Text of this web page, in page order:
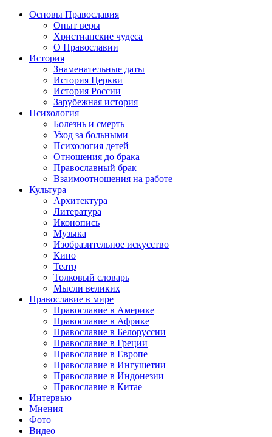
Основы Православия
Опыт веры
Христианские чудеса
О Православии
История
Знаменательные даты
История Церкви
История России
Зарубежная история
Психология
Болезнь и смерть
Уход за больными
Психология детей
Отношения до брака
Православный брак
Взаимоотношения на работе
Культура
Архитектура
Литература
Иконопись
Музыка
Изобразительное искусство
Кино
Театр
Толковый словарь
Мысли великих
Православие в мире
Православие в Америке
Православие в Африке
Православие в Белоруссии
Православие в Греции
Православие в Европе
Православие в Ингушетии
Православие в Индонезии
Православие в Китае
Интервью
Мнения
Фото
Видео